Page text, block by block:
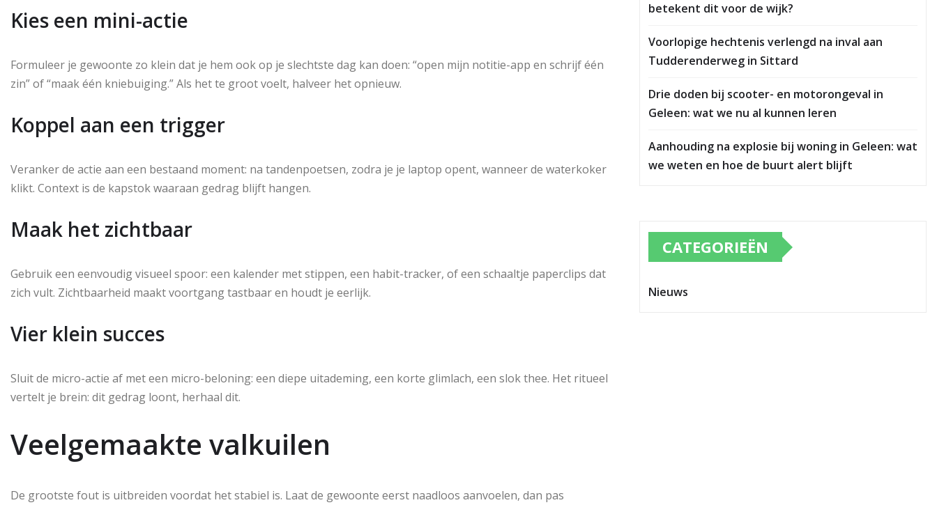
Kies een mini-actie
Formuleer je gewoonte zo klein dat je hem ook op je slechtste dag kan doen: “open mijn notitie-app en schrijf één
zin” of “maak één kniebuiging.” Als het te groot voelt, halveer het opnieuw.
Koppel aan een trigger
Veranker de actie aan een bestaand moment: na tandenpoetsen, zodra je je laptop opent, wanneer de waterkoker
klikt. Context is de kapstok waaraan gedrag blijft hangen.
Maak het zichtbaar
Gebruik een eenvoudig visueel spoor: een kalender met stippen, een habit-tracker, of een schaaltje paperclips dat
zich vult. Zichtbaarheid maakt voortgang tastbaar en houdt je eerlijk.
Vier klein succes
Sluit de micro-actie af met een micro-beloning: een diepe uitademing, een korte glimlach, een slok thee. Het ritueel
vertelt je brein: dit gedrag loont, herhaal dit.
Veelgemaakte valkuilen
De grootste fout is uitbreiden voordat het stabiel is. Laat de gewoonte eerst naadloos aanvoelen, dan pas
betekent dit voor de wijk?
Voorlopige hechtenis verlengd na inval aan
Tudderenderweg in Sittard
Drie doden bij scooter- en motorongeval in
Geleen: wat we nu al kunnen leren
Aanhouding na explosie bij woning in Geleen: wat
we weten en hoe de buurt alert blijft
CATEGORIEËN
Nieuws